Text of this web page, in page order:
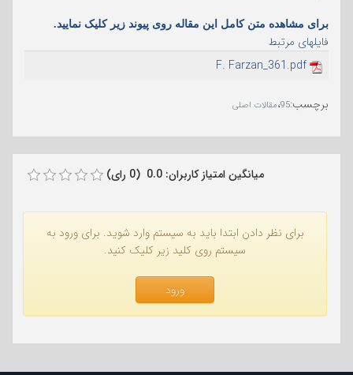
برای مشاهده متن کامل این مقاله روی پیوند زیر کلیک نمایید.
فایلهای مرتبط
F. Farzan_361.pdf
برچسب:
95،مقالات اصلی
میانگین امتیاز کاربران: 0.0 (0 رای)
برای نظر دادن ابتدا باید به سیستم وارد شوید. برای ورود به
سیستم روی کلید زیر کلیک کنید.
ورود